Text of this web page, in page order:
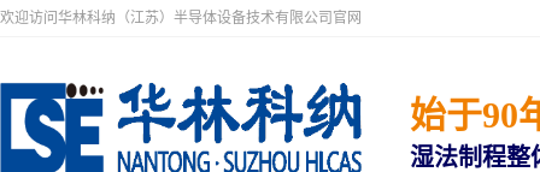
欢迎访问华林科纳（江苏）半导体设备技术有限公司官网
始于90
湿法制程整